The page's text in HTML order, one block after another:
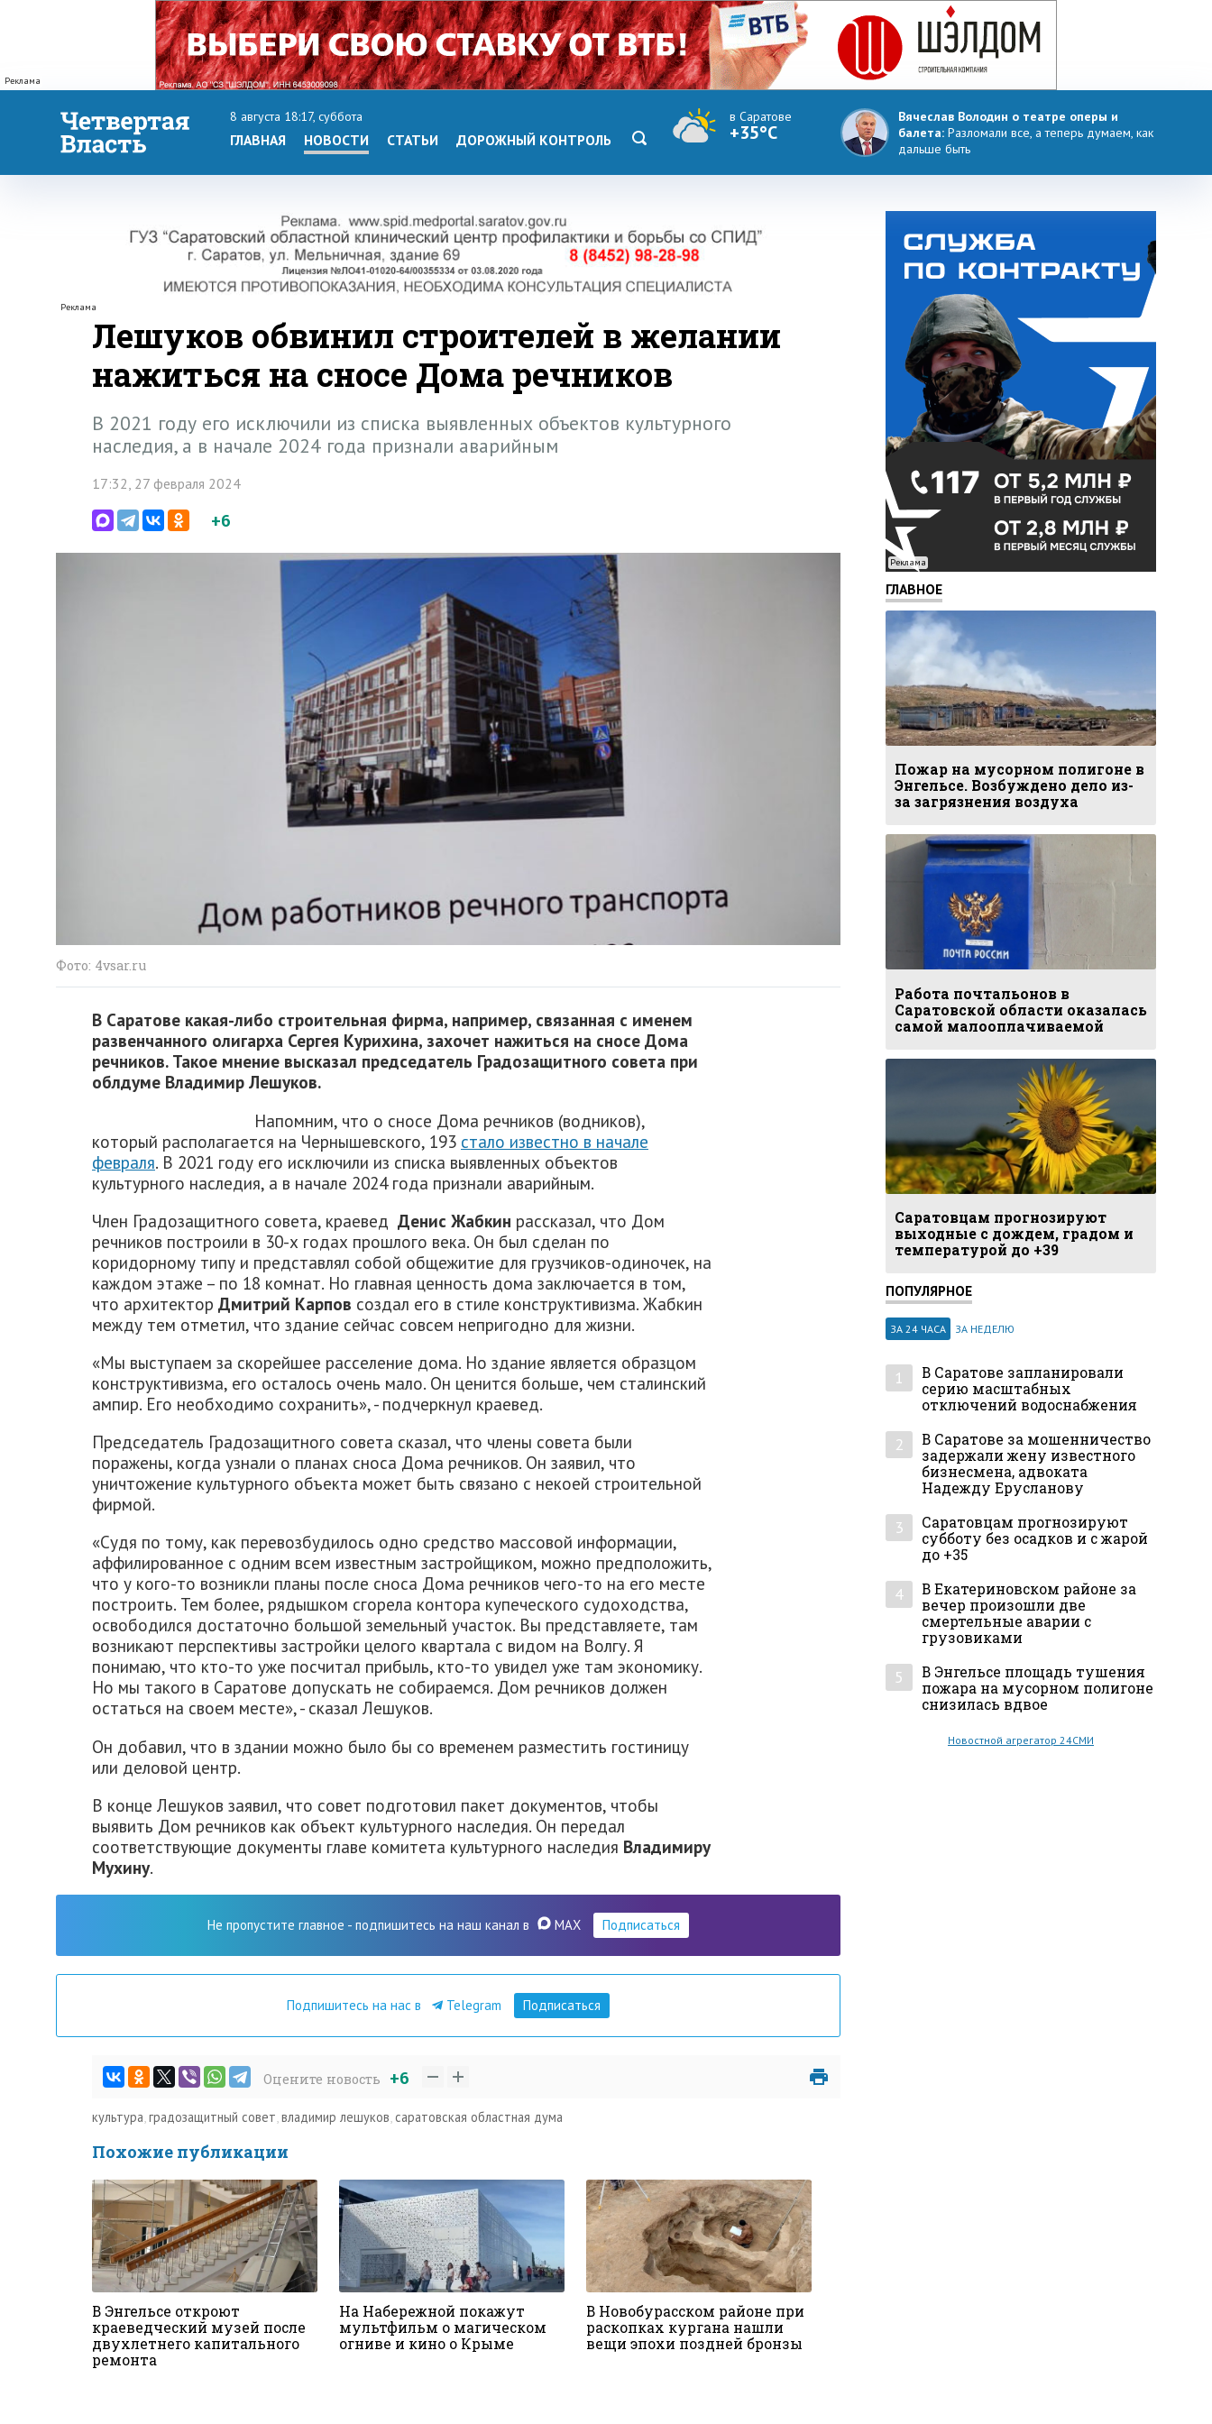
Реклама
8 августа 18:17, суббота
ГЛАВНАЯ НОВОСТИ СТАТЬИ ДОРОЖНЫЙ КОНТРОЛЬ
в Саратове
+35°C
Вячеслав Володин о театре оперы и
балета: Разломали все, а теперь думаем, как
дальше быть
Реклама
Лешуков обвинил строителей в желании
нажиться на сносе Дома речников
В 2021 году его исключили из списка выявленных объектов культурного
наследия, а в начале 2024 года признали аварийным
17:32, 27 февраля 2024
+6
Фото: 4vsar.ru
В Саратове какая-либо строительная фирма, например, связанная с именем
развенчанного олигарха Сергея Курихина, захочет нажиться на сносе Дома
речников. Такое мнение высказал председатель Градозащитного совета при
облдуме Владимир Лешуков.
Напомним, что о сносе Дома речников (водников),
который располагается на Чернышевского, 193 стало известно в начале
февраля. В 2021 году его исключили из списка выявленных объектов
культурного наследия, а в начале 2024 года признали аварийным.
Член Градозащитного совета, краевед Денис Жабкин рассказал, что Дом
речников построили в 30-х годах прошлого века. Он был сделан по
коридорному типу и представлял собой общежитие для грузчиков-одиночек, на
каждом этаже – по 18 комнат. Но главная ценность дома заключается в том,
что архитектор Дмитрий Карпов создал его в стиле конструктивизма. Жабкин
между тем отметил, что здание сейчас совсем непригодно для жизни.
«Мы выступаем за скорейшее расселение дома. Но здание является образцом
конструктивизма, его осталось очень мало. Он ценится больше, чем сталинский
ампир. Его необходимо сохранить», - подчеркнул краевед.
Председатель Градозащитного совета сказал, что члены совета были
поражены, когда узнали о планах сноса Дома речников. Он заявил, что
уничтожение культурного объекта может быть связано с некоей строительной
фирмой.
«Судя по тому, как перевозбудилось одно средство массовой информации,
аффилированное с одним всем известным застройщиком, можно предположить,
что у кого-то возникли планы после сноса Дома речников чего-то на его месте
построить. Тем более, рядышком сгорела контора купеческого судоходства,
освободился достаточно большой земельный участок. Вы представляете, там
возникают перспективы застройки целого квартала с видом на Волгу. Я
понимаю, что кто-то уже посчитал прибыль, кто-то увидел уже там экономику.
Но мы такого в Саратове допускать не собираемся. Дом речников должен
остаться на своем месте», - сказал Лешуков.
Он добавил, что в здании можно было бы со временем разместить гостиницу
или деловой центр.
В конце Лешуков заявил, что совет подготовил пакет документов, чтобы
выявить Дом речников как объект культурного наследия. Он передал
соответствующие документы главе комитета культурного наследия Владимиру
Мухину.
Не пропустите главное - подпишитесь на наш канал в MAX Подписаться
Подпишитесь на нас в Telegram Подписаться
Оцените новость +6
культура,градозащитный совет,владимир лешуков, саратовская областная дума
Похожие публикации
В Энгельсе откроют
краеведческий музей после
двухлетнего капитального
ремонта
На Набережной покажут
мультфильм о магическом
огниве и кино о Крыме
В Новобурасском районе при
раскопках кургана нашли
вещи эпохи поздней бронзы
Реклама
ГЛАВНОЕ
Пожар на мусорном полигоне в
Энгельсе. Возбуждено дело из-
за загрязнения воздуха
Работа почтальонов в
Саратовской области оказалась
самой малооплачиваемой
Саратовцам прогнозируют
выходные с дождем, градом и
температурой до +39
ПОПУЛЯРНОЕ
ЗА 24 ЧАСА ЗА НЕДЕЛЮ
1
В Саратове запланировали
серию масштабных
отключений водоснабжения
2
В Саратове за мошенничество
задержали жену известного
бизнесмена, адвоката
Надежду Ерусланову
3
Саратовцам прогнозируют
субботу без осадков и с жарой
до +35
4
В Екатериновском районе за
вечер произошли две
смертельные аварии с
грузовиками
5
В Энгельсе площадь тушения
пожара на мусорном полигоне
снизилась вдвое
Новостной агрегатор 24СМИ